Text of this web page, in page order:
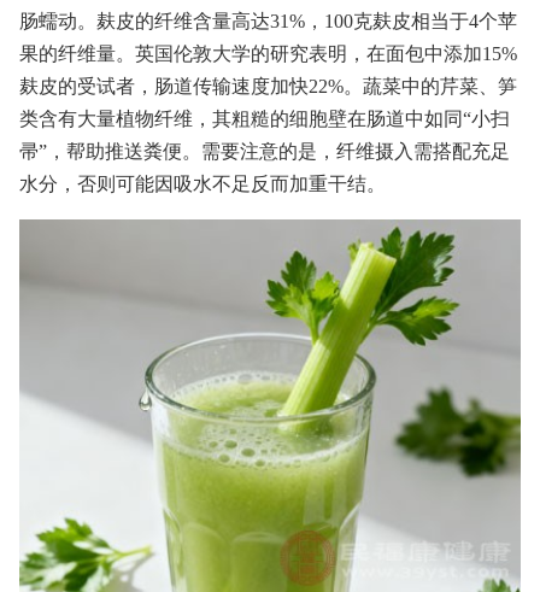
肠蠕动。麸皮的纤维含量高达31%，100克麸皮相当于4个苹
果的纤维量。英国伦敦大学的研究表明，在面包中添加15%
麸皮的受试者，肠道传输速度加快22%。蔬菜中的芹菜、笋
类含有大量植物纤维，其粗糙的细胞壁在肠道中如同“小扫
帚”，帮助推送粪便。需要注意的是，纤维摄入需搭配充足
水分，否则可能因吸水不足反而加重干结。